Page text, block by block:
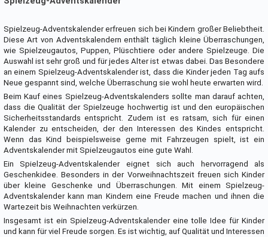
Spielzeug-Adventskalender erfreuen sich bei Kindern großer Beliebtheit.
Diese Art von Adventskalendern enthält täglich kleine Überraschungen,
wie Spielzeugautos, Puppen, Plüschtiere oder andere Spielzeuge. Die
Auswahl ist sehr groß und für jedes Alter ist etwas dabei. Das Besondere
an einem Spielzeug-Adventskalender ist, dass die Kinder jeden Tag aufs
Neue gespannt sind, welche Überraschung sie wohl heute erwarten wird.
Beim Kauf eines Spielzeug-Adventskalenders sollte man darauf achten,
dass die Qualität der Spielzeuge hochwertig ist und den europäischen
Sicherheitsstandards entspricht. Zudem ist es ratsam, sich für einen
Kalender zu entscheiden, der den Interessen des Kindes entspricht.
Wenn das Kind beispielsweise gerne mit Fahrzeugen spielt, ist ein
Adventskalender mit Spielzeugautos eine gute Wahl.
Ein Spielzeug-Adventskalender eignet sich auch hervorragend als
Geschenkidee. Besonders in der Vorweihnachtszeit freuen sich Kinder
über kleine Geschenke und Überraschungen. Mit einem Spielzeug-
Adventskalender kann man Kindern eine Freude machen und ihnen die
Wartezeit bis Weihnachten verkürzen.
Insgesamt ist ein Spielzeug-Adventskalender eine tolle Idee für Kinder
und kann für viel Freude sorgen. Es ist wichtig, auf Qualität und Interessen